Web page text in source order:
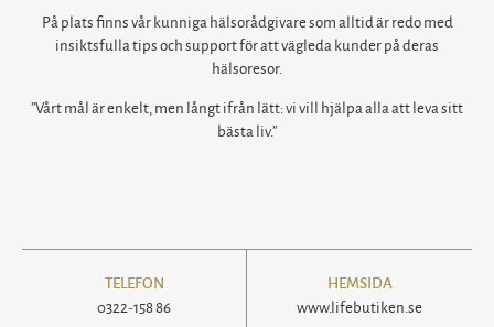
På plats finns vår kunniga hälsorådgivare som alltid är redo med
insiktsfulla tips och support för att vägleda kunder på deras
hälsoresor.
”Vårt mål är enkelt, men långt ifrån lätt: vi vill hjälpa alla att leva sitt
bästa liv.”
TELEFON
0322-158 86
HEMSIDA
www.lifebutiken.se